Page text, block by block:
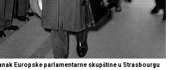
Europske parlamentarne skupštine u Strasbourgu